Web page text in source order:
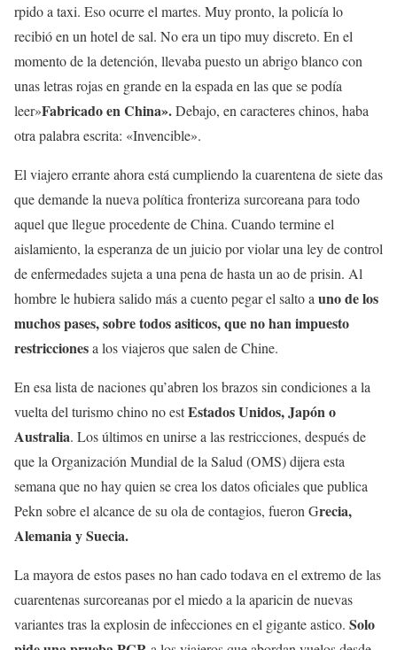
rpido a taxi. Eso ocurre el martes. Muy pronto, la policía lo
recibió en un hotel de sal. No era un tipo muy discreto. En el
momento de la detención, llevaba puesto un abrigo blanco con
unas letras rojas en grande en la espada en las que se podía
leer»Fabricado en China».Debajo, en caracteres chinos, haba
otra palabra escrita: «Invencible».
El viajero errante ahora está cumpliendo la cuarentena de siete das
que demande la nueva política fronteriza surcoreana para todo
aquel que llegue procedente de China. Cuando termine el
aislamiento, la esperanza de un juicio por violar una ley de control
de enfermedades sujeta a una pena de hasta un ao de prisin. Al
hombre le hubiera salido más a cuento pegar el salto a uno de los
muchos pases, sobre todos asiticos, que no han impuesto
restriccionesa los viajeros que salen de Chine.
En esa lista de naciones qu’abren los brazos sin condiciones a la
vuelta del turismo chino no estEstados Unidos, Japón o
Australia. Los últimos en unirse a las restricciones, después de
que la Organización Mundial de la Salud (OMS) dijera esta
semana que no hay quien se crea los datos oficiales que publica
Pekn sobre el alcance de su ola de contagios, fueron Grecia,
Alemania y Suecia.
La mayora de estos pases no han cado todava en el extremo de las
cuarentenas surcoreanas por el miedo a la aparicin de nuevas
variantes tras la explosin de infecciones en el gigante astico. Solo